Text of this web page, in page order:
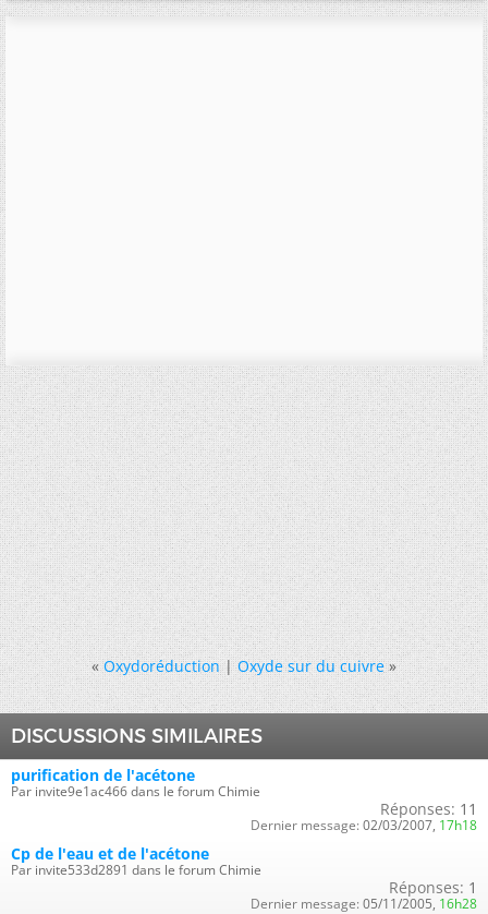
« Oxydoréduction|Oxyde sur du cuivre »
DISCUSSIONS SIMILAIRES
purification de l'acétone
Par invite9e1ac466 dans le forum Chimie
Réponses: 11
Dernier message: 02/03/2007, 17h18
Cp de l'eau et de l'acétone
Par invite533d2891 dans le forum Chimie
Réponses: 1
Dernier message: 05/11/2005, 16h28